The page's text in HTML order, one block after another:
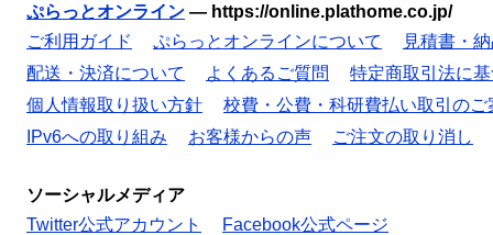
ぷらっとオンライン — https://online.plathome.co.jp/
ご利用ガイド
ぷらっとオンラインについて
見積書・
配送・決済について
よくあるご質問
特定商取引法に
個人情報取り扱い方針
校費・公費・科研費払い取引のご
IPv6への取り組み
お客様からの声 ご注文の取り消し
ソーシャルメディア
Twitter公式アカウント
Facebook公式ページ